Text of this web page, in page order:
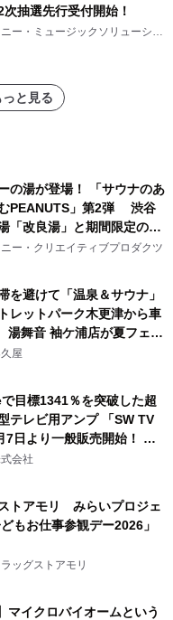
次抽選先行受付開始！
ー・ミュージックソリューショ
と見る
の湯が登場！ 「サウナのあ
PEANUTS」第2弾 渋谷
「改良湯」と期間限定のコ
ョン サウナイキタイコラ
発売決定！
ー・クリエイティブプロダクツ
を避けて「温泉＆サウナ」
レットパーク木更津から車
舞音 袖ケ浦店が夏フェア
提供
屋
目標1341％を突破した超
テレビ用アンプ 「SW TV
7日より一般販売開始！ ケ
なぐだけ、テレビの音が
に
会社
トアモリ みらいプロジェ
もお仕事参観デー2026」
ッグストアモリ
マイクロバイオームという